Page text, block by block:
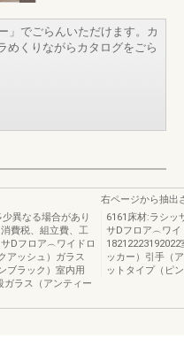
」でごらんいただけます。カ
めくりながらカタログをごら
異なる場合があり
費税、組立費、工
Dフロア︵ワイドロ
アッシュ）ガラス
ブラック）室内用
ガラス（アンティー
右ページから抽出
6161床材:ラシッ
サDフロア︵ワ
ッカー）引手（
ットタイプ（ピ